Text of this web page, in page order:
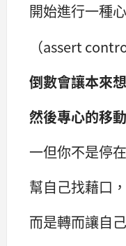
開始進行一種
（assert
倒數會讓本來
然後專心的移
一但你不是停
幫自己找藉口，
而是轉而讓自